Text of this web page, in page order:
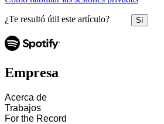
¿Te resultó útil este artículo? Sí
Empresa
Acerca de
Trabajos
For the Record